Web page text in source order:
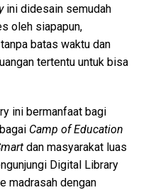
ini didesain semudah
oleh siapapun,
batas waktu dan
tertentu untuk bisa
ini bermanfaat bagi
Camp of Education
dan masyarakat luas
Digital Library
madrasah dengan